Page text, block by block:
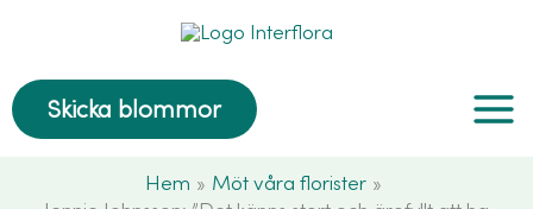
innehållSkicka blommor
Hem
Möt våra florister